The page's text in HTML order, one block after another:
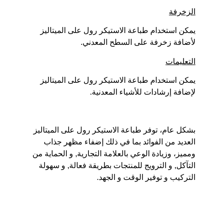
الزخرفة
يمكن استخدام طباعة الاستيكر رول على الميتاليز
لأضافة زخرفة على السطح المعدني.
التعليمات
يمكن استخدام طباعة الاستيكر رول على الميتاليز
لإضافة إرشادات للأشياء المعدنية.
بشكل عام، توفر طباعة الاستيكر رول على الميتاليز
العديد من الفوائد بما في ذلك إضفاء مظهر جذاب
ومميز، وزيادة الوعي بالعلامة التجارية, و الحماية من
التآكل, و الترويج للمنتجات بطريقة فعالة, و سهولة
التركيب و توفير الوقت و الجهد.